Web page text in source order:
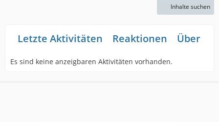
Inhalte suchen
Letzte Aktivitäten Reaktionen Über
Es sind keine anzeigbaren Aktivitäten vorhanden.